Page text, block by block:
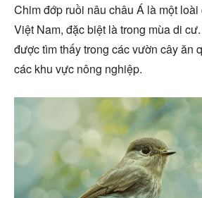
Chim đớp ruồi nâu châu Á là một
Việt Nam, đặc biệt là trong mùa di
được tìm thấy trong các vườn cây ăn
các khu vực nông nghiệp.